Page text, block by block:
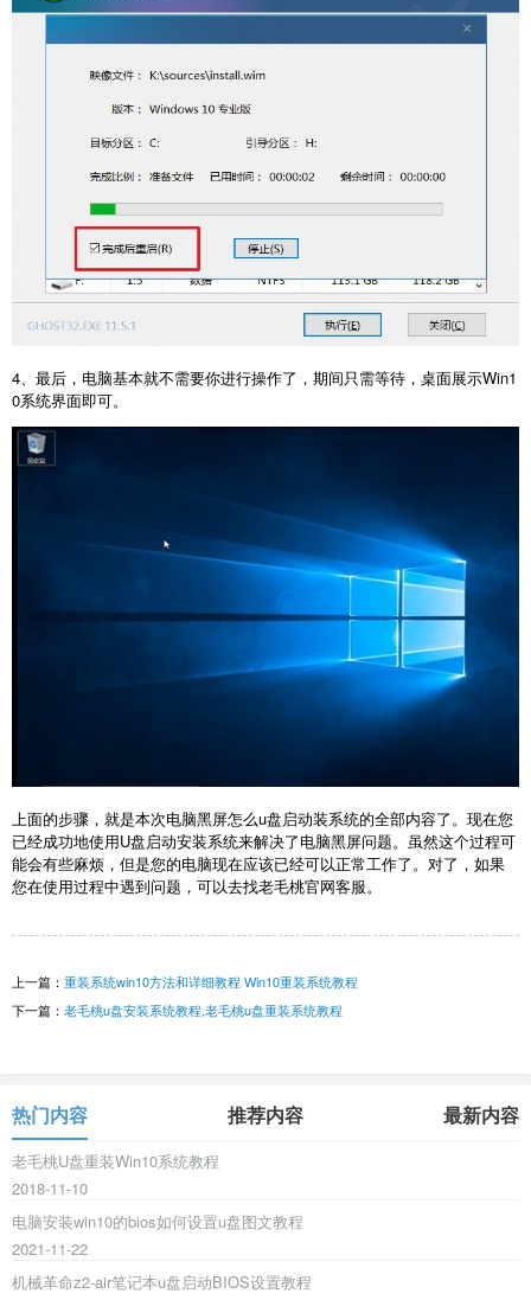
4、最后，电脑基本就不需要你进行操作了，期间只需等待，桌面展示Win1
0系统界面即可。
上面的步骤，就是本次电脑黑屏怎么u盘启动装系统的全部内容了。现在您
已经成功地使用U盘启动安装系统来解决了电脑黑屏问题。虽然这个过程可
能会有些麻烦，但是您的电脑现在应该已经可以正常工作了。对了，如果
您在使用过程中遇到问题，可以去找老毛桃官网客服。
上一篇： 重装系统win10方法和详细教程 Win10重装系统教程
下一篇： 老毛桃u盘安装系统教程,老毛桃u盘重装系统教程
热门内容 推荐内容 最新内容
老毛桃U盘重装Win10系统教程
2018-11-10
电脑安装win10的bios如何设置u盘图文教程
2021-11-22
机械革命z2-air笔记本u盘启动BIOS设置教程